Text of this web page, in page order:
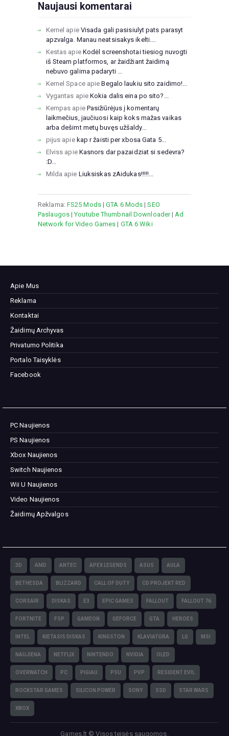
Naujausi komentarai
Kernel apie Visada gali pasisiulyt pats parasyt
apzvalga. Manau neatsisakys ikelti....
Kestas apie Kodėl screenshotai tiesiog nuvogti
iš Steam platformos, ar žaidžiant žaidimą
nebuvo galima padaryti ...
Kernel SpaceapieBegalo laukiu sito zaidimo!...
Vygantas apieKokia dalis eina po sito?...
Kempas apie Pasižiūrėjus į komentarų
laikmečius, jaučiuosi kaip koks mažas vaikas
arba dešimt metų buvęs užšaldy...
pijus apie kap r žaisti per xbosa Gata 5...
Elviss apie Kasnors dar pazaidziat si sedevra?
:D...
Milda apie Liuksiskas zAidukas!!!!!...
Reklama: FS25 Mods|GTA 6 Mods |SEO
Paslaugos|Youtube Thumbnail Downloader| Ad
Network for Video Games | GTA 6 Wiki
Apie Mus
Reklama
Kontaktai
Žaidimų Archyvas
Privatumo Politika
Portalo Taisyklės
Facebook
PC Naujienos
PS Naujienos
Xbox Naujienos
Switch Naujienos
Wii U Naujienos
Video Naujienos
Žaidimų Apžvalgos
3D AMD ANTEC APEX LEGENDS ASUS AULA
BETHESDA BLIZZARD CALL OF DUTY CD PROJEKT RED
CORSAIR DISKAS E3 EPIC GAMES FALLOUT FALLOUT 76
FORTNITE FSP GAMEON GEFORCE GTA HEROES
INTEL KIETASIS DISKAS KINGSTON KLAVIATŪRA LG MSI
NAUJIENA NETFLIX NINTENDO NVIDIA OLED
OVERWATCH PC PIGIAU PSU PVP RESIDENT EVIL
ROCKSTAR GAMES SILICON POWER SONY SSD STAR WARS
XBOX
Games.lt © Visos teisės saugomos.